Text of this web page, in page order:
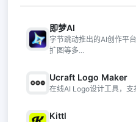
即梦AI
字节跳动推出的AI创作平
扩图等多...
Ucraft Logo Maker
在线AI Logo设计工具，
Kittl